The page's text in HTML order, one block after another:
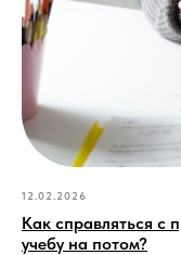
12.02.2026
Как справляться с
учебу на потом?